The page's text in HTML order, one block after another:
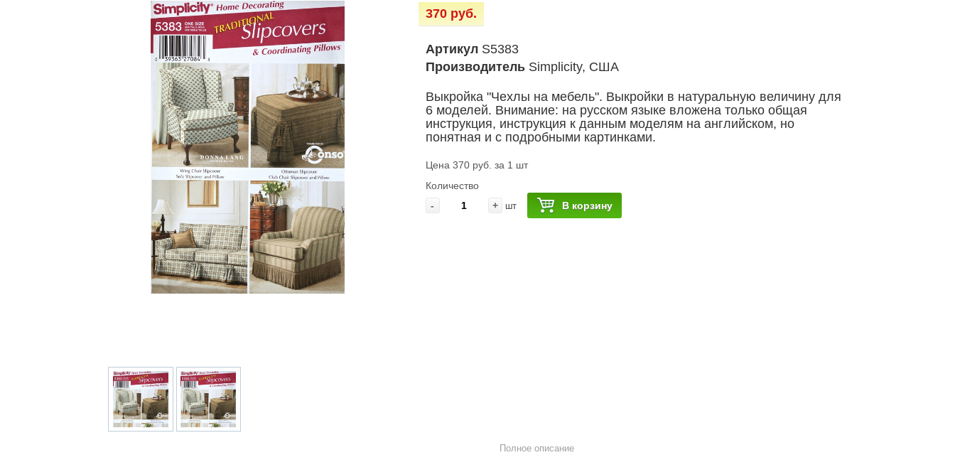
370 руб.
Артикул S5383
Производитель Simplicity, США
Выкройка "Чехлы на мебель". Выкройки в натуральную величину для
6 моделей. Внимание: на русском языке вложена только общая
инструкция, инструкция к данным моделям на английском, но
понятная и с подробными картинками.
Цена 370 руб. за 1 шт
Количество
-
+ шт В корзину
Полное описание